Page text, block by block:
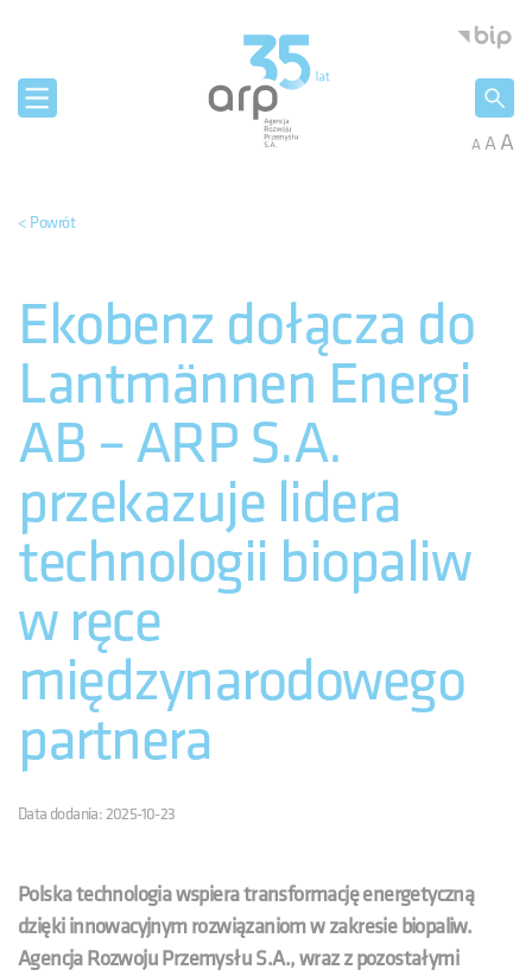
AAA
< Powrót
Ekobenz dołącza do
Lantmännen Energi
AB – ARP S.A.
przekazuje lidera
technologii biopaliw
w ręce
międzynarodowego
partnera
Data dodania: 2025-10-23
Polska technologia wspiera transformację energetyczną
dzięki innowacyjnym rozwiązaniom w zakresie biopaliw.
Agencja Rozwoju Przemysłu S.A., wraz z pozostałymi